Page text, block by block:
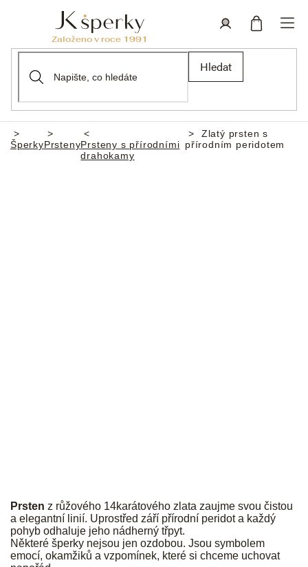
Hledat
Domů
ŠperkyPrstenyPrsteny s přírodními
drahokamy
Zlatý prsten s
přírodním peridotem
Prsten z růžového 14karátového zlata zaujme svou čistou
a elegantní linií. Uprostřed září přírodní peridot a každý
pohyb odhaluje jeho nádherný třpyt.
Některé šperky nejsou jen ozdobou. Jsou symbolem
emocí, okamžiků a vzpomínek, které si chceme uchovat